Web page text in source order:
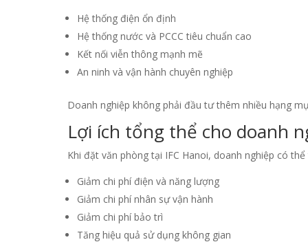
Hệ thống điện ổn định
Hệ thống nước và PCCC tiêu chuẩn cao
Kết nối viễn thông mạnh mẽ
An ninh và vận hành chuyên nghiệp
Doanh nghiệp không phải đầu tư thêm nhiều hạng
Lợi ích tổng thể cho doanh
Khi đặt văn phòng tại IFC Hanoi, doanh nghiệp có
Giảm chi phí điện và năng lượng
Giảm chi phí nhân sự vận hành
Giảm chi phí bảo trì
Tăng hiệu quả sử dụng không gian